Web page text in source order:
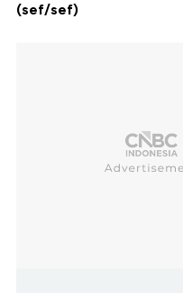
(sef/sef)